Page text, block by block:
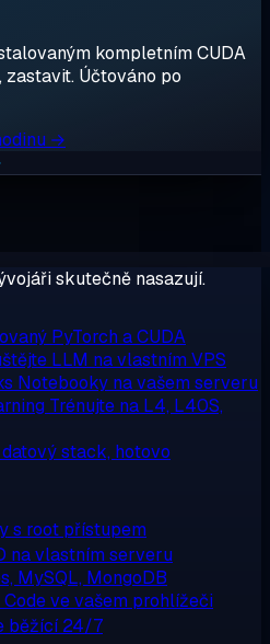
kompletním CUDA
Účtováno po
→
skutečně nasazují.
PyTorch a CUDA
LLM na vlastním VPS
Notebooky na vašem serveru
Trénujte na L4, L40S,
stack, hotovo
s root přístupem
na vlastním serveru
MySQL, MongoDB
Code ve vašem prohlížeči
běžící 24/7